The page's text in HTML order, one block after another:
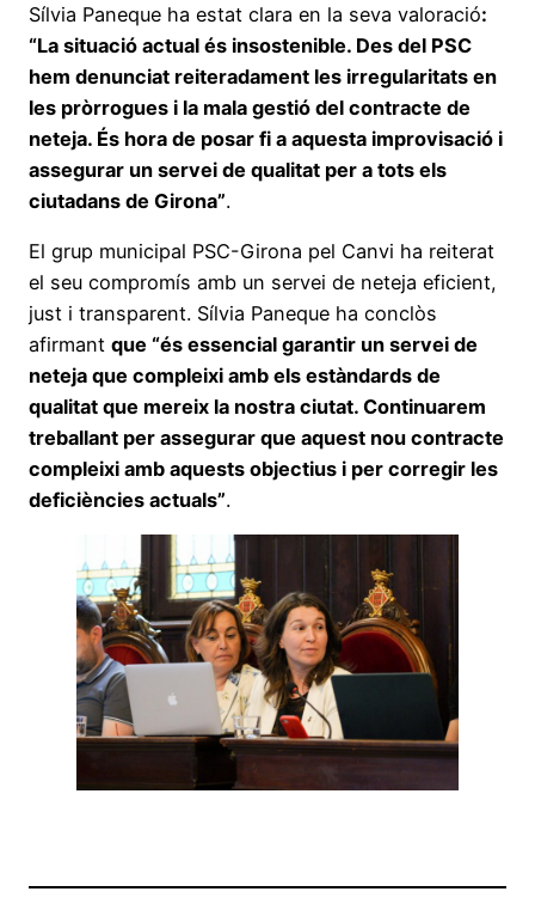
Sílvia Paneque ha estat clara en la seva valoració:
“La situació actual és insostenible. Des del PSC
hem denunciat reiteradament les irregularitats en
les pròrrogues i la mala gestió del contracte de
neteja. És hora de posar fi a aquesta improvisació i
assegurar un servei de qualitat per a tots els
ciutadans de Girona”.
El grup municipal PSC-Girona pel Canvi ha reiterat
el seu compromís amb un servei de neteja eficient,
just i transparent. Sílvia Paneque ha conclòs
afirmant que “és essencial garantir un servei de
neteja que compleixi amb els estàndards de
qualitat que mereix la nostra ciutat. Continuarem
treballant per assegurar que aquest nou contracte
compleixi amb aquests objectius i per corregir les
deficiències actuals”.